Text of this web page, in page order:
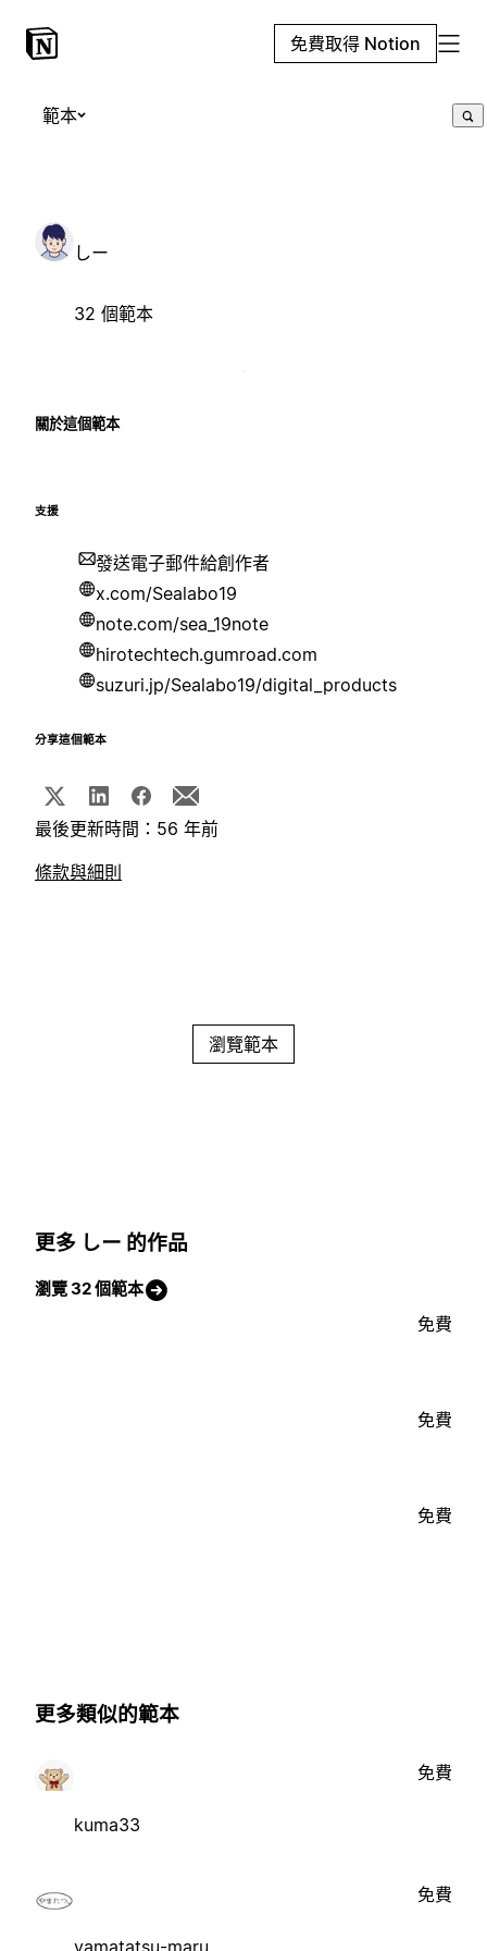
免費取得 Notion
範本
しー
32 個範本
關於這個範本
支援
發送電子郵件給創作者
x.com/Sealabo19
note.com/sea_19note
hirotechtech.gumroad.com
suzuri.jp/Sealabo19/digital_products
分享這個範本
最後更新時間：56 年前
條款與細則
瀏覽範本
更多 しー 的作品
瀏覽 32 個範本
免費
免費
免費
更多類似的範本
kuma33
免費
yamatatsu-maru
免費